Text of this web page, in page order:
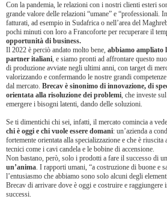
Con la pandemia, le relazioni con i nostri clienti esteri
grande valore delle relazioni “umane” e “professionali.
fatturati, ad esempio in Sudafrica o nell’area del
pochi minuti con loro a Francoforte per recuperare il
opportunità di business.
Il 2022 è perciò andato molto bene, abbiamo ampliato
partner italiani, e siamo pronti ad affrontare questo
di produzione avviate negli ultimi anni, con target di
valorizzando e confermando le nostre grandi
dal mercato. Brecav è sinonimo di innovazione, di
orientata alla risoluzione dei problemi, che investe
emergere i bisogni latenti, dando delle soluzioni.
Se ti dimentichi chi sei, infatti, il mercato comincia a
chi è oggi e chi vuole essere domani: un’azienda a
fortemente orientata alla specializzazione e che è
tecnici come i cavi candela e le bobine di accensione.
Non bastano, però, solo i prodotti a fare il successo di
un’anima. I rapporti umani, “a costruzione di buone e
l’entusiasmo che abbiamo sono solo alcuni degli
Brecav di arrivare dove è oggi e costruire e raggiungere
successi.